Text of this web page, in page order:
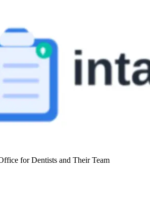
for Dentists and Their Team